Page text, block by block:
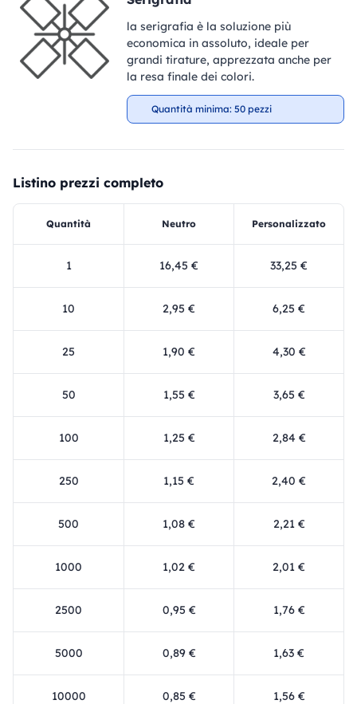
la serigrafia è la soluzione più
economica in assoluto, ideale per
grandi tirature, apprezzata anche per
la resa finale dei colori.
Quantità minima: 50 pezzi
Listino prezzi completo
Quantità Neutro Personalizzato
1 16,45 € 33,25 €
10 2,95 € 6,25 €
25 1,90 € 4,30 €
50 1,55 € 3,65 €
100 1,25 € 2,84 €
250 1,15 € 2,40 €
500 1,08 € 2,21 €
1000 1,02 € 2,01 €
2500 0,95 € 1,76 €
5000 0,89 € 1,63 €
10000 0,85 € 1,56 €